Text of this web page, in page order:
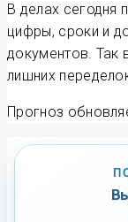
В делах сегодня
цифры, сроки и
документов. Так
лишних
Прогноз